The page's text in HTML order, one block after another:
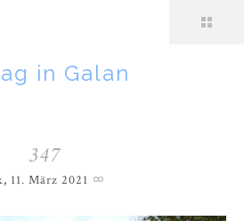
in Galan
347
, 11. März 2021